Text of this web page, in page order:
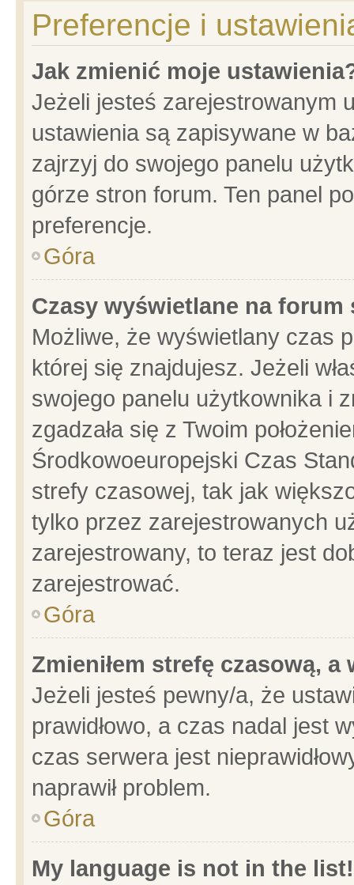
Preferencje i
Jak zmienić moje
Jeżeli jesteś zarejestrowanym
ustawienia są zapisywane w
zajrzyj do swojego panelu
górze stron forum. Ten panel
preferencje.
Góra
Czasy wyświetlane na forum
Możliwe, że wyświetlany czas
której się znajdujesz. Jeżeli
swojego panelu użytkownika i
zgadzała się z Twoim
Środkowoeuropejski Czas
strefy czasowej, tak jak
tylko przez zarejestrowanych
zarejestrowany, to teraz jest
zarejestrować.
Góra
Zmieniłem strefę czasową,
Jeżeli jesteś pewny/a, że
prawidłowo, a czas nadal jest
czas serwera jest
naprawił problem.
Góra
My language is not in the list!